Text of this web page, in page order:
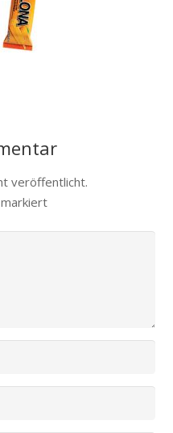
veröffentlicht.